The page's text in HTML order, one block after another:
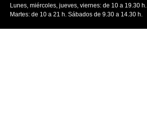
Lunes, miércoles, jueves, viernes: de 10 a 19.30 h.
Martes: de 10 a 21 h. Sábados de 9.30 a 14.30 h.